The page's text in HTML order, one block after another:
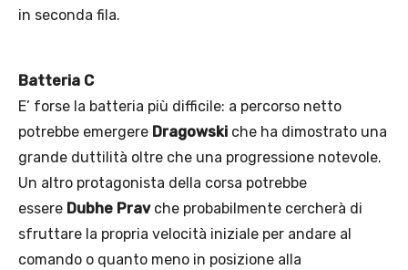
in seconda fila.
Batteria C
E’ forse la batteria più difficile: a percorso netto
potrebbe emergere Dragowski che ha dimostrato una
grande duttilità oltre che una progressione notevole.
Un altro protagonista della corsa potrebbe
essere Dubhe Pravche probabilmente cercherà di
sfruttare la propria velocità iniziale per andare al
comando o quanto meno in posizione alla